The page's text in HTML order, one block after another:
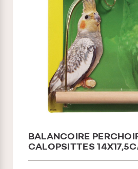
BALANCOIRE
CALOPSITTES